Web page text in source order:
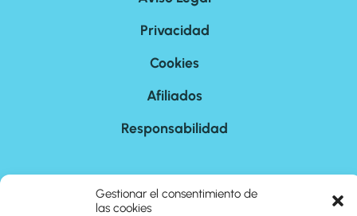
Gestionar el consentimiento de
las cookies
Privacidad
Cookies
Afiliados
Responsabilidad
Nosotros